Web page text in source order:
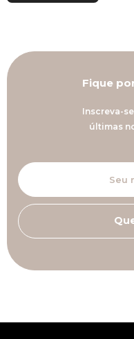
Fique
Inscreva-
últimas